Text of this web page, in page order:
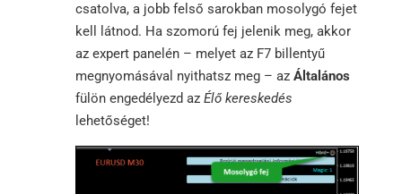
csatolva, a jobb felső sarokban mosolygó fejet
kell látnod. Ha szomorú fej jelenik meg, akkor
az expert panelén – melyet az F7 billentyű
megnyomásával nyithatsz meg – az Általános
fülön engedélyezd az Élő kereskedés
lehetőséget!